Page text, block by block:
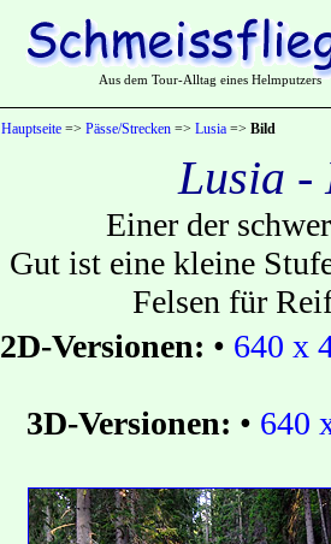
Aus dem Tour-Alltag eines Helmputzers
Hauptseite => Pässe/Strecken => Lusia => Bild
Lusia -
Einer der
Gut ist eine kleine
Felsen für
2D-Versionen: • 640 x
3D-Versionen: • 640